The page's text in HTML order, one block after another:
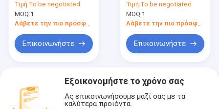
αυτοκίνητο / EV SUV
Τιμή:To be negotiated
MOQ:1
Λάβετε την πιο πρόσφατη τιμή
Επικοινωνήστε
Friendly Μεσαίου
μεγέθους SUV
ηλεκτρικό
Τιμή:To be negotiated
MOQ:1
Λάβετε την πιο πρόσφατη τιμή
Επικοινωνήστε
Εξοικονομήστε το χρόνο σας
Ας επικοινωνήσουμε μαζί σας με τα
καλύτερα προϊόντα.